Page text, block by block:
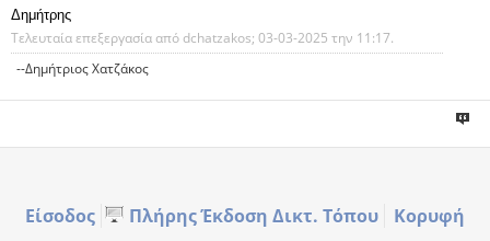
Δημήτρης
Τελευταία επεξεργασία από dchatzakos; 03-03-2025 την 11:17.
--Δημήτριος Χατζάκος
Είσοδος Πλήρης Έκδοση Δικτ. Τόπου Κορυφή